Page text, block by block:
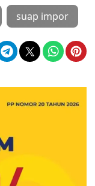
suap impor